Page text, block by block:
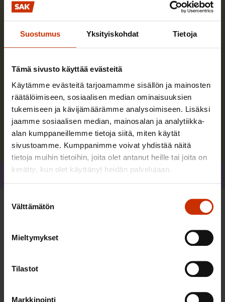
Suostumus Yksityiskohdat Tietoja
Tämä sivusto käyttää evästeitä
Käytämme evästeitä tarjoamamme sisällön ja mainosten
räätälöimiseen, sosiaalisen median ominaisuuksien
tukemiseen ja kävijämäärämme analysoimiseen. Lisäksi
jaamme sosiaalisen median, mainosalan ja analytiikka-
alan kumppaneillemme tietoja siitä, miten käytät
sivustoamme. Kumppanimme voivat yhdistää näitä
tietoja muihin tietoihin, joita olet antanut heille tai joita on
kerätty, kun olet käyttänyt heidän palvelujaan.
valinta
Välttämätön
Mieltymykset
Tilastot
Markkinointi
Työskentelen SAK:ssa yhteiskuntavaikuttamisen
asiantuntijana.
Lue lisää kirjoittajasta
Jaa